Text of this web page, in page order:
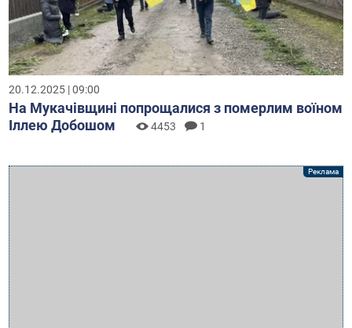
20.12.2025 | 09:00
На Мукачівщині попрощалися з померлим воїном
Іллею Добошом
4453 1